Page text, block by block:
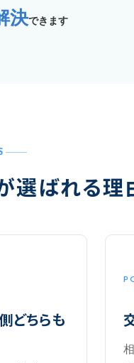
決できます
選ばれる理
どちらも